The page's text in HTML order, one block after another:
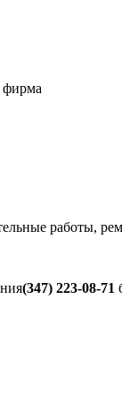
фирма
работы,
(347) 223-08-71